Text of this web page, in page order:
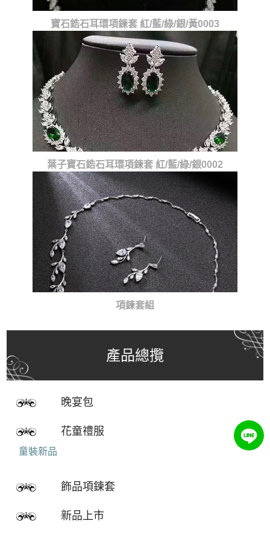
寶石鋯石耳環項鍊套 紅/藍/綠/銀/黃0003
葉子寶石鋯石耳環項鍊套 紅/藍/綠/銀0002
項鍊套組
產品總攬
晚宴包
花童禮服
童裝新品
飾品項鍊套
新品上市